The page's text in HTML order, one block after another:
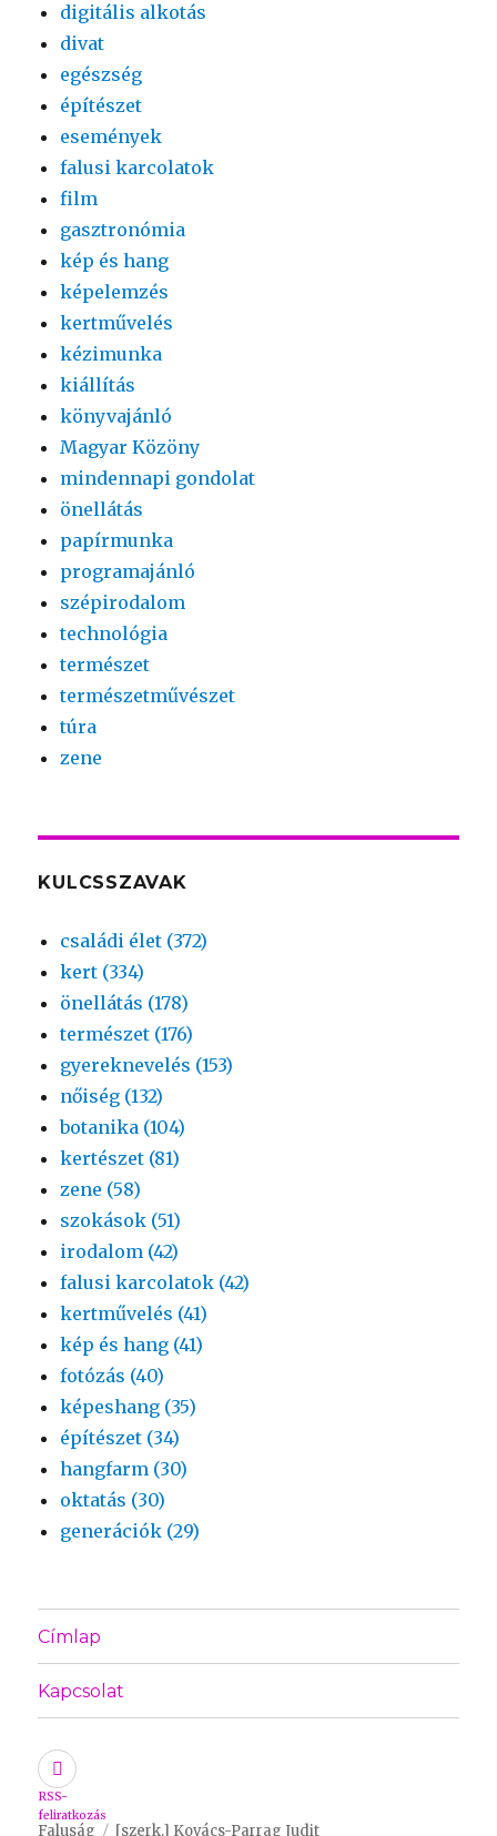
digitális alkotás
divat
egészség
építészet
események
falusi karcolatok
film
gasztronómia
kép és hang
képelemzés
kertművelés
kézimunka
kiállítás
könyvajánló
Magyar Közöny
mindennapi gondolat
önellátás
papírmunka
programajánló
szépirodalom
technológia
természet
természetművészet
túra
zene
KULCSSZAVAK
családi élet (372)
kert (334)
önellátás (178)
természet (176)
gyereknevelés (153)
nőiség (132)
botanika (104)
kertészet (81)
zene (58)
szokások (51)
irodalom (42)
falusi karcolatok (42)
kertművelés (41)
kép és hang (41)
fotózás (40)
képeshang (35)
építészet (34)
hangfarm (30)
oktatás (30)
generációk (29)
Címlap
Kapcsolat
RSS-
feliratkozás
Faluság [szerk.] Kovács-Parrag Judit